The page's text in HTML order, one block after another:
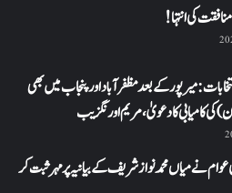
کی انتہا !
میرپور کے بعد مظفرآباد اور پنجاب میں بھی
کامیابی کا دعویٰ، مریم اورنگزیب
عوام نے میاں محمد نواز شریف کے بیانیہ پر مہر ثبت کر